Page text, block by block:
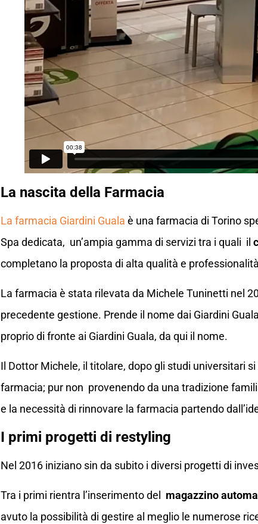
La nascita della Farmacia
La farmacia Giardini Guala è una farmacia di Torino
Spa dedicata, un’ampia gamma di servizi tra i quali il
completano la proposta di alta qualità e
La farmacia è stata rilevata da Michele Tuninetti nel
precedente gestione. Prende il nome dai Giardini
proprio di fronte ai Giardini Guala, da qui il nome.
Il Dottor Michele, il titolare, dopo gli studi universitari
farmacia; pur non provenendo da una tradizione
e la necessità di rinnovare la farmacia partendo
I primi progetti di restyling
Nel 2016 iniziano sin da subito i diversi progetti di
Tra i primi rientra l’inserimento del magazzino
avuto la possibilità di gestire al meglio le numerose